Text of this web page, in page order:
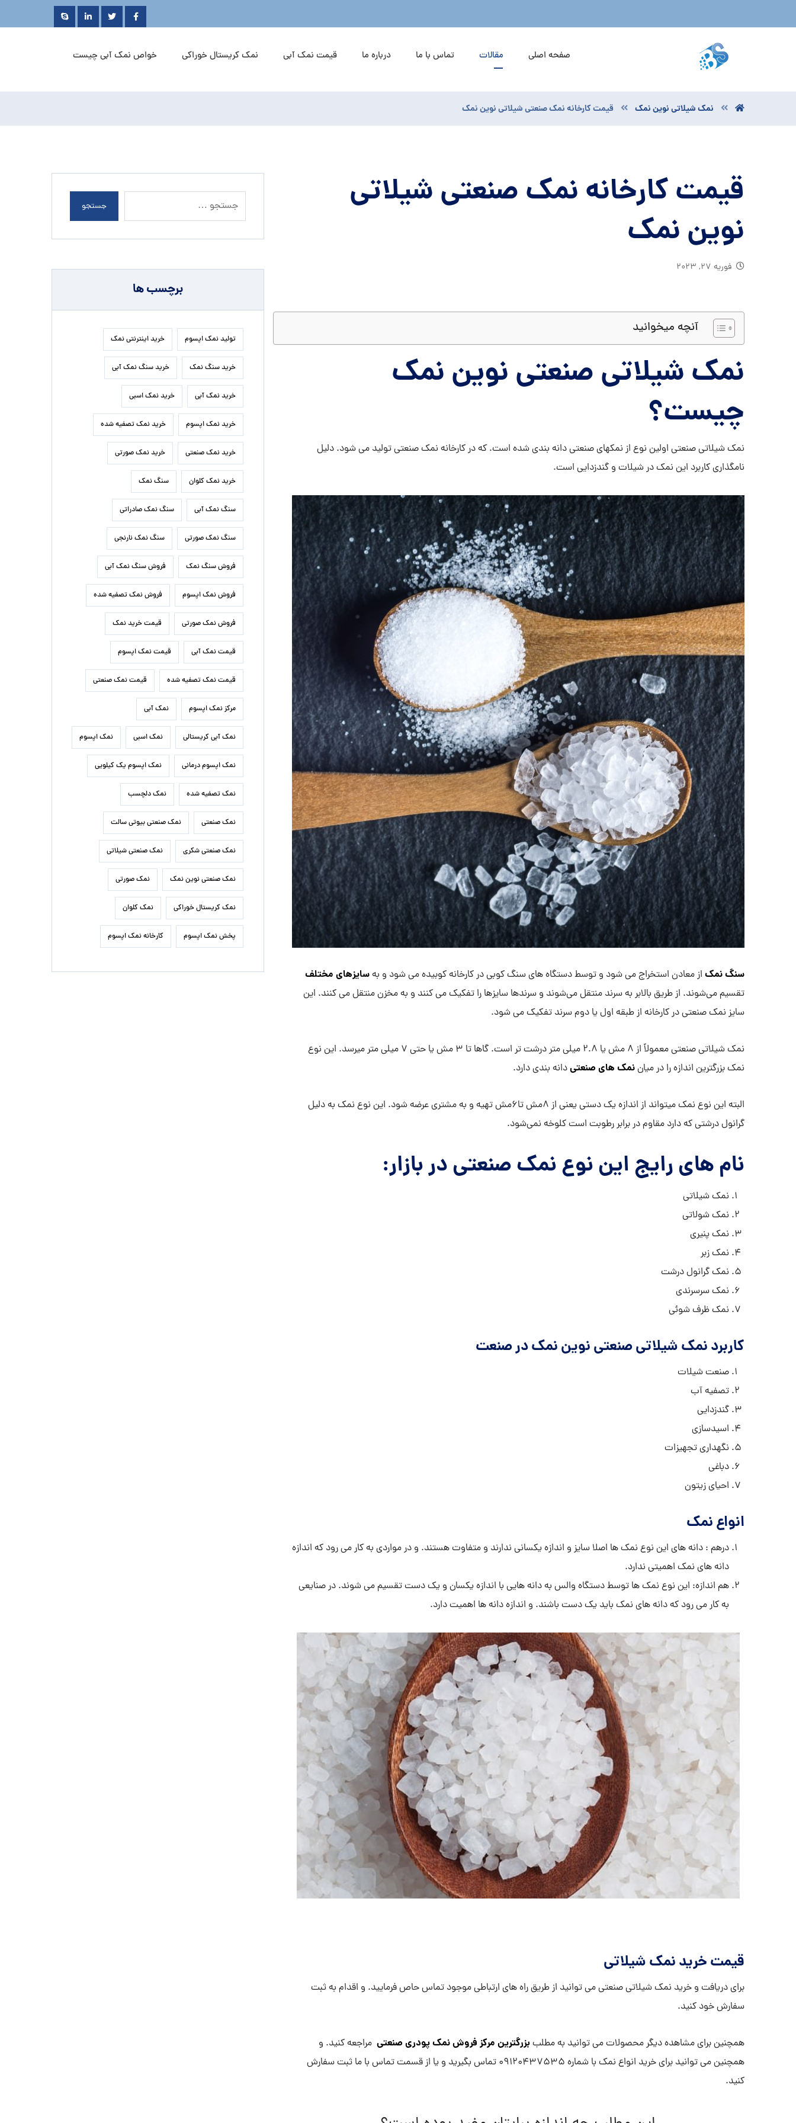
صفحه اصلی مقالات تماس با ما درباره ما قیمت نمک آبی نمک کریستال خوراکی خواص نمک آبی چیست
نمک شیلاتی نوین نمک قیمت کارخانه نمک صنعتی شیلاتی نوین نمک
قیمت کارخانه نمک صنعتی شیلاتی
نوین نمک
فوریه ۲۷, ۲۰۲۳
آنچه میخوانید
نمک شیلاتی صنعتی نوین نمک
چیست؟
نمک شیلاتی صنعتی اولین نوع از نمکهای صنعتی دانه بندی شده است. که در کارخانه نمک صنعتی تولید می شود. دلیل
نامگذاری کاربرد این نمک در شیلات و گندزدایی است.
سنگ نمک از معادن استخراج می شود و توسط دستگاه های سنگ کوبی در کارخانه کوبیده می شود و بهسایزهای مختلف
تقسیم می‌شوند. از طریق بالابر به سرند منتقل می‌شوند و سرندها سایزها را تفکیک می کنند و به مخزن منتقل می کنند. این
سایز نمک صنعتی در کارخانه از طبقه اول یا دوم سرند تفکیک می شود.
نمک شیلاتی صنعتی معمولاً از 8 مش یا 2.8 میلی متر درشت تر است. گاها تا 3 مش یا حتی 7 میلی متر میرسد. این نوع
نمک بزرگترین اندازه را در میاننمک های صنعتیدانه بندی دارد.
البته این نوع نمک میتواند از اندازه یک دستی یعنی از 8مش تا6مش تهیه و به مشتری عرضه شود. این نوع نمک به دلیل
گرانول درشتی که دارد مقاوم در برابر رطوبت است کلوخه نمی‌شود.
نام های رایج این نوع نمک صنعتی در بازار:
نمک شیلاتی
نمک شولاتی
نمک پنیری
نمک زبر
نمک گرانول درشت
نمک سرسرندی
نمک ظرف شوئی
کاربرد نمک شیلاتی صنعتی نوین نمک در صنعت
صنعت شیلات
تصفیه آب
گندزدایی
اسیدسازی
نگهداری تجهیزات
دباغی
احیای زیتون
انواع نمک
درهم : دانه های این نوع نمک ها اصلا سایز و اندازه یکسانی ندارند و متفاوت هستند. و در مواردی به کار می رود که اندازه
دانه های نمک اهمیتی ندارد.
هم اندازه: این نوع نمک ها توسط دستگاه والس به دانه هایی با اندازه یکسان و یک دست تقسیم می شوند. در صنایعی
به کار می رود که دانه های نمک باید یک دست باشند. و اندازه دانه ها اهمیت دارد.
قیمت خرید نمک شیلاتی
برای دریافت و خرید نمک شیلاتی صنعتی می توانید از طریق راه های ارتباطی موجود تماس حاص فرمایید. و اقدام به ثبت
سفارش خود کنید.
همچنین برای مشاهده دیگر محصولات می توانید به مطلببزرگترین مرکز فروش نمک پودری صنعتی مراجعه کنید. و
همچنین می توانید برای خرید انواع نمک با شماره 09120437535 تماس بگیرید و یا از قسمت تماس با ما ثبت سفارش
کنید.
جستجو
برچسب ها
تولید نمک اپسوم خرید اینترنتی نمک
خرید سنگ نمک خرید سنگ نمک آبی
خرید نمک آبی خرید نمک اسبی
خرید نمک اپسوم خرید نمک تصفیه شده
خرید نمک صنعتی خرید نمک صورتی
خرید نمک کلوان سنگ نمک
سنگ نمک آبی سنگ نمک صادراتی
سنگ نمک صورتی سنگ نمک نارنجی
فروش سنگ نمک فروش سنگ نمک آبی
فروش نمک اپسوم فروش نمک تصفیه شده
فروش نمک صورتی قیمت خرید نمک
قیمت نمک آبی قیمت نمک اپسوم
قیمت نمک تصفیه شده قیمت نمک صنعتی
مرکز نمک اپسوم نمک آبی
نمک آبی کریستالی نمک اسبی نمک اپسوم
نمک اپسوم درمانی نمک اپسوم یک کیلویی
نمک تصفیه شده نمک دلچسب
نمک صنعتی نمک صنعتی بیوتی سالت
نمک صنعتی شکری نمک صنعتی شیلاتی
نمک صنعتی نوین نمک نمک صورتی
نمک کریستال خوراکی نمک کلوان
پخش نمک اپسوم کارخانه نمک اپسوم